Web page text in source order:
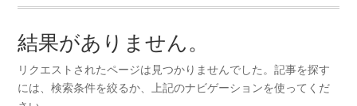
結果がありません。
リクエストされたページは見つかりませんでした。記事を探す
には、検索条件を絞るか、上記のナビゲーションを使ってくだ